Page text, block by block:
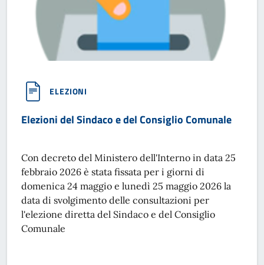
ELEZIONI
Elezioni del Sindaco e del Consiglio Comunale
Con decreto del Ministero dell'Interno in data 25
febbraio 2026 è stata fissata per i giorni di
domenica 24 maggio e lunedì 25 maggio 2026 la
data di svolgimento delle consultazioni per
l'elezione diretta del Sindaco e del Consiglio
Comunale